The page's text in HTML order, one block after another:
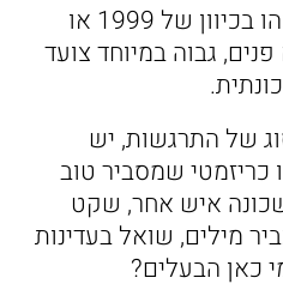
אני חושב שזה היה משהו בכיוון של 1999 או
גבוה במיוחד צועד
של התרגשות, יש
שמסביר טוב
איש אחר, שקט
מילים, שואל בעדינות
כאן הבעלים?
אביב